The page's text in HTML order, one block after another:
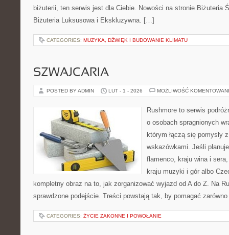
biżuterii, ten serwis jest dla Ciebie. Nowości na stronie Biżuteria
Biżuteria Luksusowa i Ekskluzywna. […]
CATEGORIES: MUZYKA, DŹWIĘK I BUDOWANIE KLIMATU
SZWAJCARIA
POSTED BY ADMIN LUT - 1 - 2026 MOŻLIWOŚĆ
Rushmore to serwis
o osobach spragnionych
którym łączą się pomysły
wskazówkami. Jeśli
flamenco, kraju wina i
kraju muzyki i gór albo
kompletny obraz na to, jak zorganizować wyjazd od A do Z. Na
sprawdzone podejście. Treści powstają tak, by pomagać
CATEGORIES: ŻYCIE ZAKONNE I POWOŁANIE